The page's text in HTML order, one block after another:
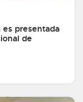
es presentada
de